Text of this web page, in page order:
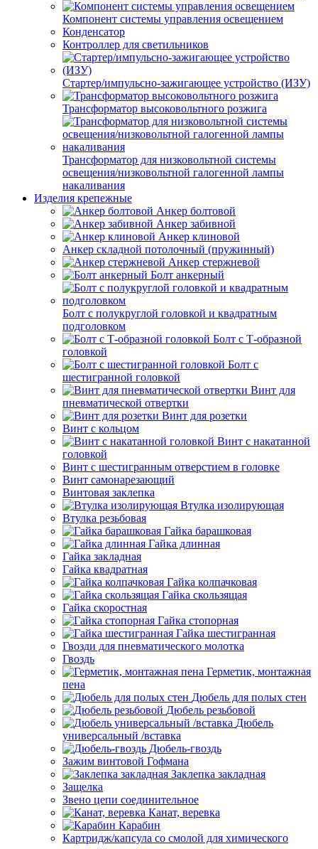
Компонент системы управления освещением
Конденсатор
Контроллер для светильников
Стартер/импульсно-зажигающее устройство (ИЗУ)
Трансформатор высоковольтного розжига
Трансформатор для низковольтной системы
освещения/низковольтной галогенной лампы
накаливания
Изделия крепежные
Анкер болтовой
Анкер забивной
Анкер клиновой
Анкер складной потолочный (пружинный)
Анкер стержневой
Болт анкерный
Болт с полукруглой головкой и квадратным
подголовком
Болт с Т-образной
головкой
Болт с
шестигранной головкой
Винт для
пневматической отвертки
Винт для розетки
Винт с кольцом
Винт с накатанной
головкой
Винт с шестигранным отверстием в головке
Винт самонарезающий
Винтовая заклепка
Втулка изолирующая
Втулка резьбовая
Гайка барашковая
Гайка длинная
Гайка закладная
Гайка квадратная
Гайка колпачковая
Гайка скользящая
Гайка скоростная
Гайка стопорная
Гайка шестигранная
Гвозди для пневматического молотка
Гвоздь
Герметик, монтажная
пена
Дюбель для полых стен
Дюбель резьбовой
Дюбель
универсальный /вставка
Дюбель-гвоздь
Зажим винтовой Гофмана
Заклепка закладная
Защелка
Звено цепи соединительное
Канат, веревка
Карабин
Картридж/капсула со смолой для химического